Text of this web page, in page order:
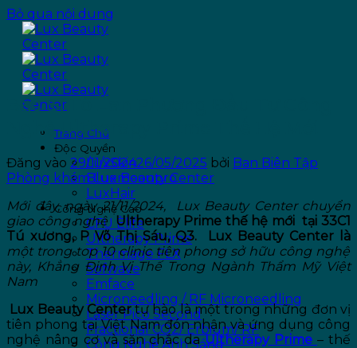
Bỏ qua nội dung
Trang Chủ
Độc Quyền
LuxSkin
Bluemoonpro
LuxHair
Công Nghệ Cao
CFU Èlife
Ultherapy Prime
Thermage FLX
Sofwave
Emface
Microneedling / RF Microneedling
Laser Pico Second
Fractional CO2/ Erbium/ RF
Công Nghệ Ánh Sáng
Bác Sĩ Tô Lan Phương Đầu Tư Công
Nghệ Ultherapy Prime Thế Hệ Mới
Đăng vào 29/11/202426/05/2025 bởi Ban Biên Tập
Phòng khám Lux Beauty Center
Mới đây, ngày 21/11/2024, Lux Beauty Center chuyển
giao công nghệUltherapy Prime thế hệ mới tại 33C1
Tú xương, P Võ Thị Sáu, Q3. Lux Beauty Center là
một trong top 10 clinic tiên phong sở hữu công nghệ
này, Khẳng Định Vị Thế Trong Ngành Thẩm Mỹ Việt
Nam
Lux Beauty Centertự hào là một trong những đơn vị
tiên phong tại Việt Nam đón nhận và ứng dụng công
nghệ nâng cơ và săn chắc daUltherapy Prime – thế